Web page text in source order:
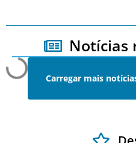
Notícias
Carregar mais